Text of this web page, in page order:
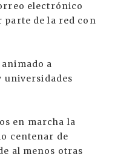
electrónico
de la red con
a
universidades
en marcha la
centenar de
al menos otras